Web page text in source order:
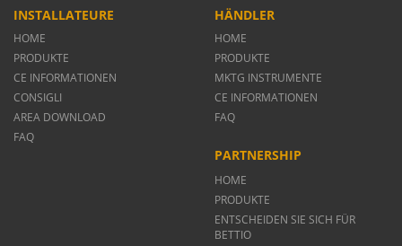
INSTALLATEURE
HOME
PRODUKTE
CE INFORMATIONEN
CONSIGLI
AREA DOWNLOAD
FAQ
HÄNDLER
HOME
PRODUKTE
MKTG INSTRUMENTE
CE INFORMATIONEN
FAQ
PARTNERSHIP
HOME
PRODUKTE
ENTSCHEIDEN SIE SICH FÜR
BETTIO